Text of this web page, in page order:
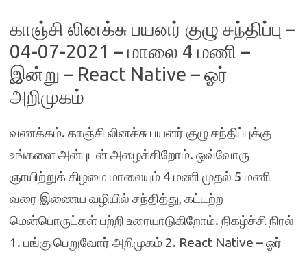
காஞ்சி லினக்சு பயனர் குழு சந்திப்பு –
04-07-2021 – மாலை 4 மணி –
இன்று – React Native – ஓர்
அறிமுகம்
வணக்கம். காஞ்சி லினக்சு பயனர் குழு சந்திப்புக்கு
உங்களை அன்புடன் அழைக்கிறோம். ஒவ்வோரு
ஞாயிற்றுக் கிழமை மாலையும் 4 மணி முதல் 5 மணி
வரை இணைய வழியில் சந்தித்து, கட்டற்ற
மென்பொருட்கள் பற்றி உரையாடுகிறோம். நிகழ்ச்சி நிரல்
1. பங்கு பெறுவோர் அறிமுகம் 2. React Native – ஓர்